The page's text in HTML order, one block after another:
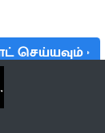
செய்யவும்